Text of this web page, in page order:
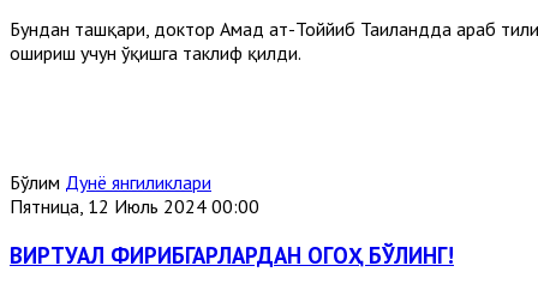
Бундан ташқари, доктор Аҳмад ат-Тоййиб Таиландда араб
ошириш учун ўқишга таклиф қилди.
Бўлим Дунё янгиликлари
Пятница, 12 Июль 2024 00:00
ВИРТУАЛ ФИРИБГАРЛАРДАН ОГОҲ БЎЛИНГ!